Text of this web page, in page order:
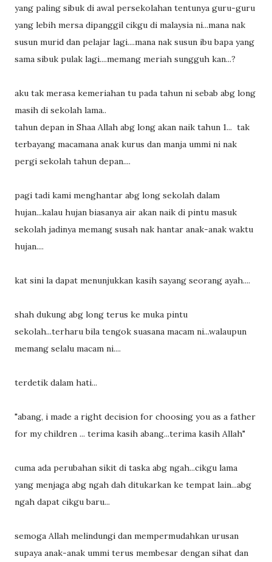
yang paling sibuk di awal persekolahan tentunya guru-guru
yang lebih mersa dipanggil cikgu di malaysia ni...mana nak
susun murid dan pelajar lagi....mana nak susun ibu bapa yang
sama sibuk pulak lagi....memang meriah sungguh kan...?
aku tak merasa kemeriahan tu pada tahun ni sebab abg long
masih di sekolah lama..
tahun depan in Shaa Allah abg long akan naik tahun 1... tak
terbayang macamana anak kurus dan manja ummi ni nak
pergi sekolah tahun depan....
pagi tadi kami menghantar abg long sekolah dalam
hujan...kalau hujan biasanya air akan naik di pintu masuk
sekolah jadinya memang susah nak hantar anak-anak waktu
hujan....
kat sini la dapat menunjukkan kasih sayang seorang ayah....
shah dukung abg long terus ke muka pintu
sekolah...terharu bila tengok suasana macam ni...walaupun
memang selalu macam ni....
terdetik dalam hati...
"abang, i made a right decision for choosing you as a father
for my children ... terima kasih abang...terima kasih Allah"
cuma ada perubahan sikit di taska abg ngah...cikgu lama
yang menjaga abg ngah dah ditukarkan ke tempat lain...abg
ngah dapat cikgu baru...
semoga Allah melindungi dan mempermudahkan urusan
supaya anak-anak ummi terus membesar dengan sihat dan